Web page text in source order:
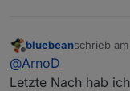
Offline
bluebeanschrieb am
zuletzt
@ArnoD
Letzte Nach hab